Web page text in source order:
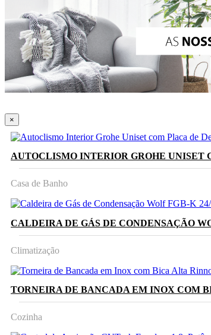
×
AUTOCLISMO INTERIOR GROHE
Casa de Banho
CALDEIRA DE GÁS DE CONDENSAÇÃO
Climatização
TORNEIRA DE BANCADA EM INOX COM
Cozinha